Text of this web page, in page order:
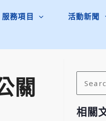
服務項目 活動新聞
關
尋
關
鍵
相關